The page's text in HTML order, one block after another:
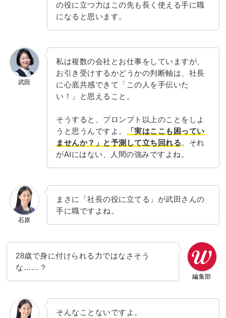
の役に立つ力はこの先も長く使える手に職
になると思います。
武田
私は複数の会社とお仕事をしていますが、
お引き受けするかどうかの判断軸は、社長
に心底共感できて「この人を手伝いた
い！」と思えること。
そうすると、プロンプト以上のことをしよ
うと思うんですよ。
「実はここも困ってい
ませんか？」と予測して立ち回れる。それ
がAIにはない、人間の強みですよね。
石原
まさに「社長の役に立てる」が武田さんの
手に職ですよね。
編集部
28歳で身に付けられる力ではなさそう
な……？
そんなことないですよ。